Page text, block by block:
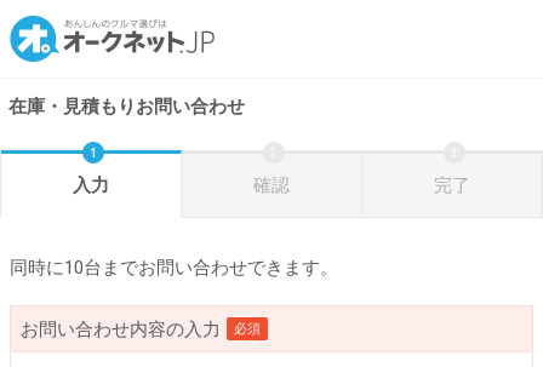
在庫・見積もりお問い合わせ
入力 確認 完了
同時に10台までお問い合わせできます。
お問い合わせ内容の入力 必須